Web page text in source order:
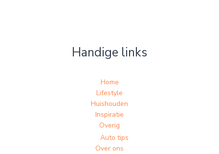
Handige links
Home
Lifestyle
Huishouden
Inspiratie
Overig
Auto tips
Over ons